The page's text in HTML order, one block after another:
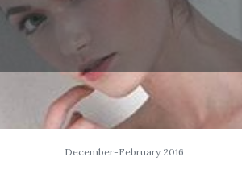
December-February 2016